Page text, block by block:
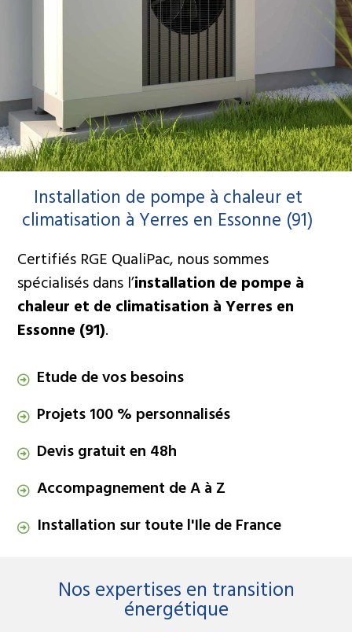
MBC Energie : votre spécialiste
climatisation et pompe à
Notre entreprise spécialisée dans l'installation,
l'entretien et le dépannage de climatisation et
pompe à chaleur depuis plus de 20 ans vous
accompagne dans tous vos projets.
Nous contacter
Installation de pompe à chaleur et
climatisation à Yerres en Essonne (91)
Certifiés RGE QualiPac, nous sommes
spécialisés dans l’installation de pompe à
chaleur et de climatisation à Yerres en
Essonne (91).
Etude de vos besoins
Projets 100 % personnalisés
Devis gratuit en 48h
Accompagnement de A à Z
Installation sur toute l'Ile de France
Nos expertises en transition
énergétique